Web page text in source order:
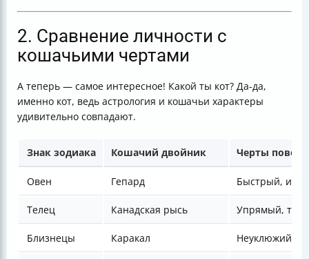
2. Сравнение личности с
кошачьими чертами
А теперь — самое интересное! Какой ты кот? Да-да,
именно кот, ведь астрология и кошачьи характеры
удивительно совпадают.
Знак зодиака Кошачий двойник Черты
Овен Гепард Быстрый,
Телец Канадская рысь Упрямый,
Близнецы Каракал Неуклюжий,